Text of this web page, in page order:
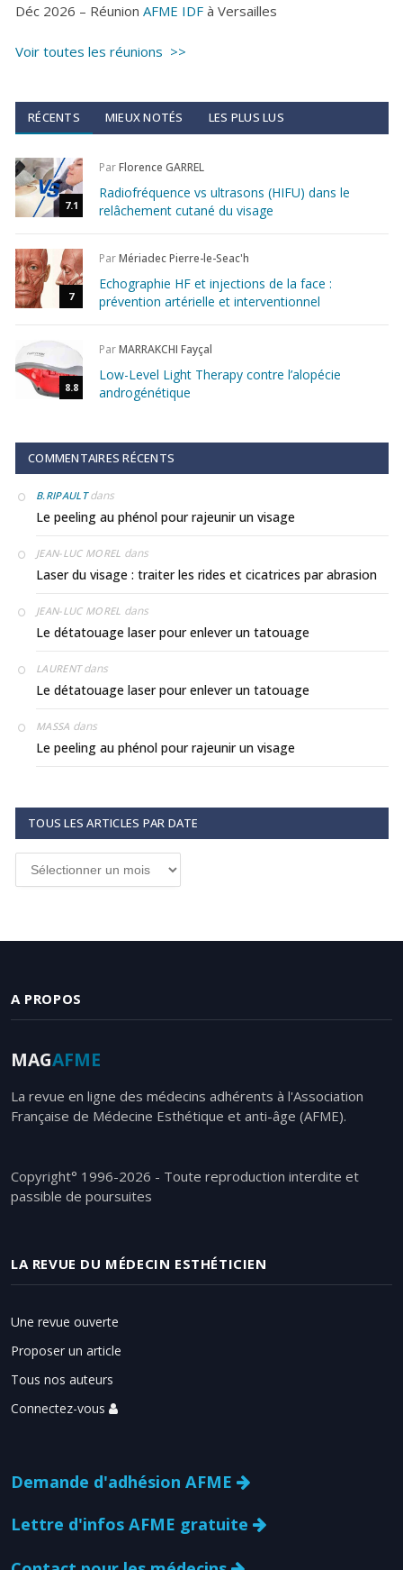
Déc 2026 – Réunion AFME IDF à Versailles
Voir toutes les réunions >>
RÉCENTS MIEUX NOTÉS LES PLUS LUS
7.1
ParFlorence GARREL
Radiofréquence vs ultrasons (HIFU) dans le
relâchement cutané du visage
7
ParMériadec Pierre-le-Seac'h
Echographie HF et injections de la face :
prévention artérielle et interventionnel
8.8
ParMARRAKCHI Fayçal
Low-Level Light Therapy contre l’alopécie
androgénétique
COMMENTAIRES RÉCENTS
B.RIPAULTdans
Le peeling au phénol pour rajeunir un visage
JEAN-LUC MOREL dans
Laser du visage : traiter les rides et cicatrices par abrasion
JEAN-LUC MOREL dans
Le détatouage laser pour enlever un tatouage
LAURENTdans
Le détatouage laser pour enlever un tatouage
MASSA dans
Le peeling au phénol pour rajeunir un visage
TOUS LES ARTICLES PAR DATE
Tous
date
A PROPOS
MAGAFME
La revue en ligne des médecins adhérents à l'Association
Française de Médecine Esthétique et anti-âge (AFME).
Copyright° 1996-2026 - Toute reproduction interdite et
passible de poursuites
LA REVUE DU MÉDECIN ESTHÉTICIEN
Une revue ouverte
Proposer un article
Tous nos auteurs
Connectez-vous
Demande d'adhésion AFME
Lettre d'infos AFME gratuite